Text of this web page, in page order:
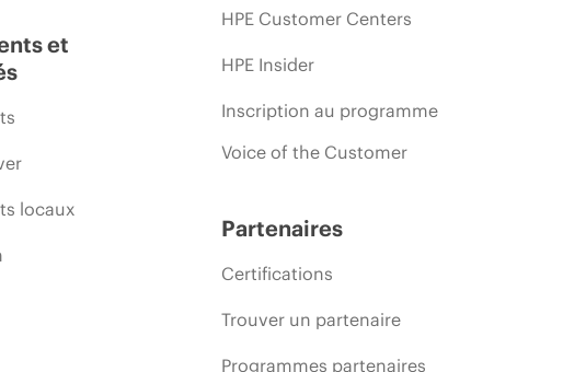
et
locaux
HPE Customer Centers
HPE Insider
Inscription au programme
Voice of the Customer
Partenaires
Certifications
Trouver un partenaire
Programmes partenaires